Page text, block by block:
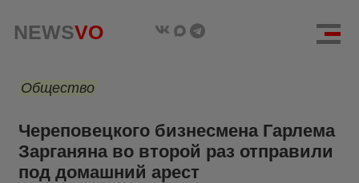
NEWSVO
Общество
Череповецкого бизнесмена Гарлема
Зарганяна во второй раз отправили
под домашний арест